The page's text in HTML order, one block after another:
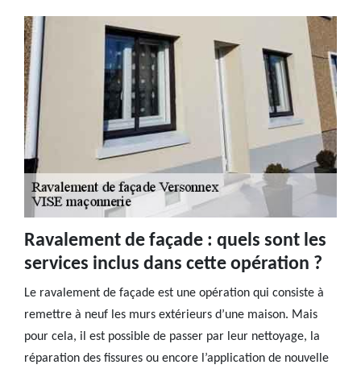
Ravalement de façade : quels sont les
services inclus dans cette opération ?
Le ravalement de façade est une opération qui consiste à
remettre à neuf les murs extérieurs d’une maison. Mais
pour cela, il est possible de passer par leur nettoyage, la
réparation des fissures ou encore l’application de nouvelle